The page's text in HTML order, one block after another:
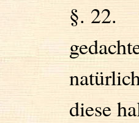
§. 22.
diese